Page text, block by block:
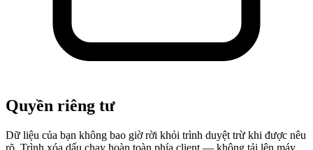
Quyền riêng tư
Dữ liệu của bạn không bao giờ rời khỏi trình duyệt trừ khi được nêu
rõ. Trình xóa dấu chạy hoàn toàn phía client — không tải lên máy